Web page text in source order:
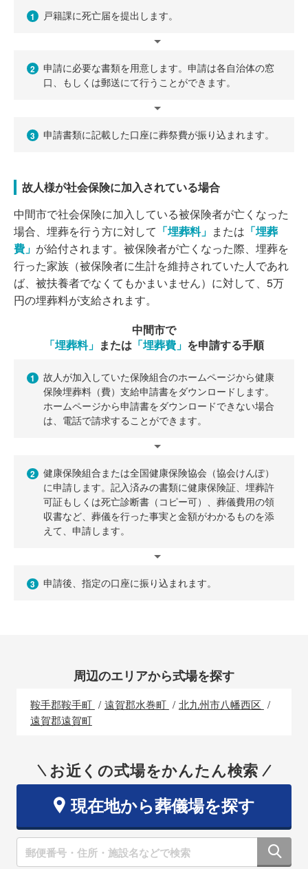
1 戸籍課に死亡届を提出します。
2
申請に必要な書類を用意します。申請は各自治体の窓
口、もしくは郵送にて行うことができます。
3 申請書類に記載した口座に葬祭費が振り込まれます。
故人様が社会保険に加入されている場合
中間市で社会保険に加入している被保険者が亡くなった
場合、埋葬を行う方に対して 「埋葬料」 または 「埋葬
費」 が給付されます。被保険者が亡くなった際、埋葬を
行った家族（被保険者に生計を維持されていた人であれ
ば、被扶養者でなくてもかまいません）に対して、5万
円の埋葬料が支給されます。
中間市で
「埋葬料」 または 「埋葬費」 を申請する手順
1
故人が加入していた保険組合のホームページから健康
保険埋葬料（費）支給申請書をダウンロードします。
ホームページから申請書をダウンロードできない場合
は、電話で請求することができます。
2
健康保険組合または全国健康保険協会（協会けんぽ）
に申請します。記入済みの書類に健康保険証、埋葬許
可証もしくは死亡診断書（コピー可）、葬儀費用の領
収書など、葬儀を行った事実と金額がわかるものを添
えて、申請します。
3 申請後、指定の口座に振り込まれます。
周辺のエリアから式場を探す
鞍手郡鞍手町 遠賀郡水巻町
北九州市八幡西区
遠賀郡遠賀町
お近くの式場をかんたん検索
現在地から葬儀場を探す